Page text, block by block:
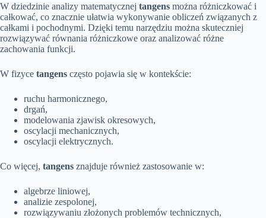
W dziedzinie analizy matematycznej tangens można różniczkować i
całkować, co znacznie ułatwia wykonywanie obliczeń związanych z
całkami i pochodnymi. Dzięki temu narzędziu można skuteczniej
rozwiązywać równania różniczkowe oraz analizować różne
zachowania funkcji.
W fizyce tangens często pojawia się w kontekście:
ruchu harmonicznego,
drgań,
modelowania zjawisk okresowych,
oscylacji mechanicznych,
oscylacji elektrycznych.
Co więcej, tangens znajduje również zastosowanie w:
algebrze liniowej,
analizie zespolonej,
rozwiązywaniu złożonych problemów technicznych,